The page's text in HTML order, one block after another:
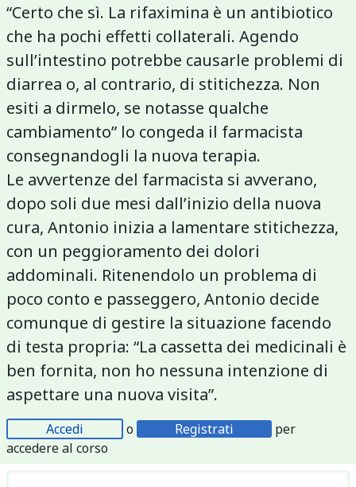
“Certo che sì. La rifaximina è un antibiotico
che ha pochi effetti collaterali. Agendo
sull’intestino potrebbe causarle problemi di
diarrea o, al contrario, di stitichezza. Non
esiti a dirmelo, se notasse qualche
cambiamento” lo congeda il farmacista
consegnandogli la nuova terapia.
Le avvertenze del farmacista si avverano,
dopo soli due mesi dall’inizio della nuova
cura, Antonio inizia a lamentare stitichezza,
con un peggioramento dei dolori
addominali. Ritenendolo un problema di
poco conto e passeggero, Antonio decide
comunque di gestire la situazione facendo
di testa propria: “La cassetta dei medicinali è
ben fornita, non ho nessuna intenzione di
aspettare una nuova visita”.
Accedi o Registrati
per
accedere al corso